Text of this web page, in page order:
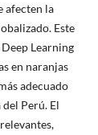
afecten la
Este
Learning
en naranjas
adecuado
Perú. El